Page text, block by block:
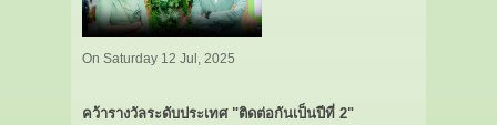
On Saturday 12 Jul, 2025
คว้ารางวัลระดับประเทศ "ติดต่อกันเป็นปีที่ 2"